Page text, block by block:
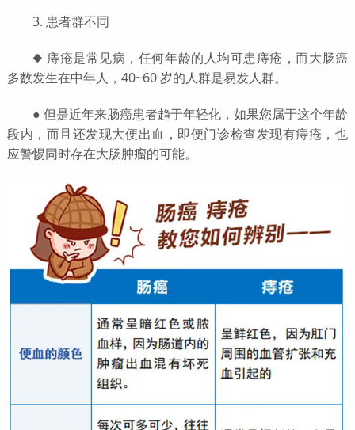
3. 患者群不同
◆ 痔疮是常见病，任何年龄的人均可患痔疮，而大肠癌
多数发生在中年人，40~60 岁的人群是易发人群。
● 但是近年来肠癌患者趋于年轻化，如果您属于这个年龄
段内，而且还发现大便出血，即便门诊检查发现有痔疮，也
应警惕同时存在大肠肿瘤的可能。